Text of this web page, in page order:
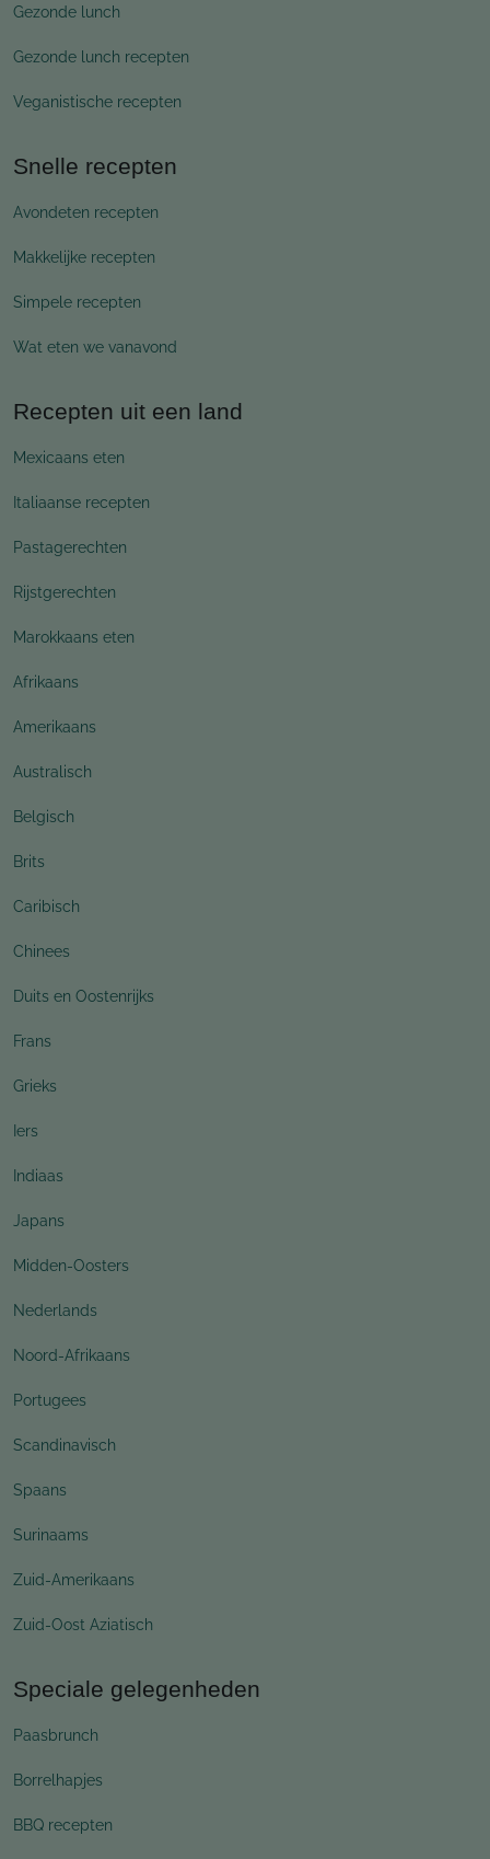
Gezonde lunch
Gezonde lunch recepten
Veganistische recepten
Snelle recepten
Avondeten recepten
Makkelijke recepten
Simpele recepten
Wat eten we vanavond
Recepten uit een land
Mexicaans eten
Italiaanse recepten
Pastagerechten
Rijstgerechten
Marokkaans eten
Afrikaans
Amerikaans
Australisch
Belgisch
Brits
Caribisch
Chinees
Duits en Oostenrijks
Frans
Grieks
Iers
Indiaas
Japans
Midden-Oosters
Nederlands
Noord-Afrikaans
Portugees
Scandinavisch
Spaans
Surinaams
Zuid-Amerikaans
Zuid-Oost Aziatisch
Speciale gelegenheden
Paasbrunch
Borrelhapjes
BBQ recepten